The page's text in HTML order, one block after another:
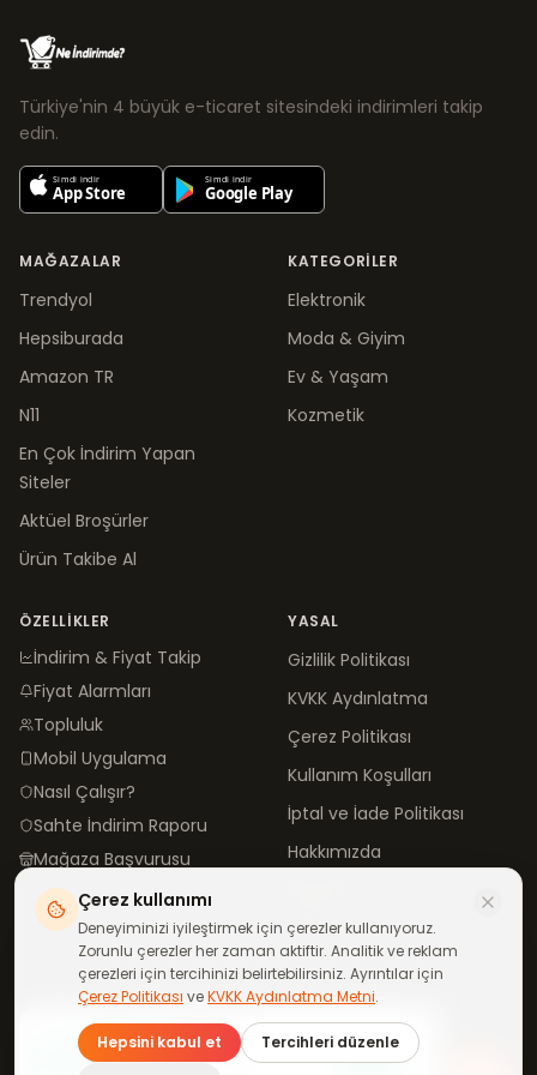
Türkiye'nin 4 büyük e-ticaret sitesindeki indirimleri takip
edin.
MAĞAZALAR
Trendyol
Hepsiburada
Amazon TR
N11
En Çok İndirim Yapan
Siteler
Aktüel Broşürler
Ürün Takibe Al
KATEGORILER
Elektronik
Moda & Giyim
Ev & Yaşam
Kozmetik
ÖZELLIKLER
İndirim & Fiyat Takip
Fiyat Alarmları
Topluluk
Mobil Uygulama
Nasıl Çalışır?
Sahte İndirim Raporu
Mağaza Başvurusu
YASAL
Gizlilik Politikası
KVKK Aydınlatma
Çerez Politikası
Kullanım Koşulları
İptal ve İade Politikası
Hakkımızda
Blog
©2026neindirimde.com · Türkiye'de ile yapıldı
Çerez kullanımı
Deneyiminizi iyileştirmek için çerezler kullanıyoruz.
Zorunlu çerezler her zaman aktiftir. Analitik ve reklam
çerezleri için tercihinizi belirtebilirsiniz. Ayrıntılar için
Çerez Politikası veKVKK Aydınlatma Metni.
Hepsini kabul et
Tercihleri düzenle
Günün fırsatları
telefonuna gelsin
Katıl